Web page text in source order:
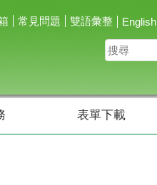
常見問題 雙語彙整 English
表單下載